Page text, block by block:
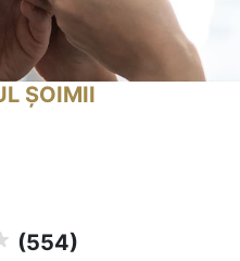
ȘOIMII
(554)